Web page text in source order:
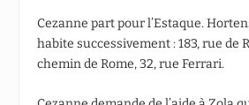
Cezanne part pour l’Estaque.
habite successivement : 183, rue de
chemin de Rome, 32, rue Ferrari.